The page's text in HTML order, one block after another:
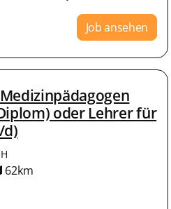
Job ansehen
oder Lehrer für
d)
62km